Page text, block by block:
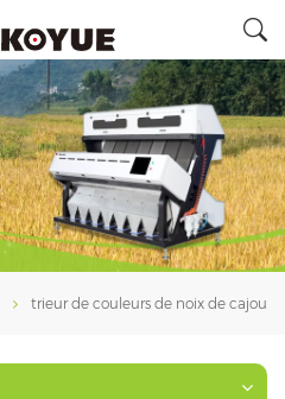
trieur de couleurs de noix de cajou